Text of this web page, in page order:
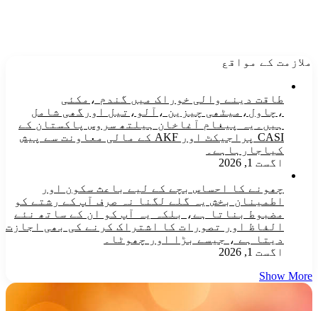
ملازمت کے مواقع
طاقت دینے والی خوراک میں گندم ،مکئی
،چاول،میٹھی چیزین ،آلو،تیل اورگھی شامل
ہیں۔یہ پیغام آغاخان ہیلتھ سروس پاکستان کے
CASI پراجیکٹ اور AKF کے مالی معاونت سے پیش
کیاجارہاہے۔
اگست 1, 2026
چھونے کا احساس بچے کے لیے باعث سکون اور
اطمینان بخش یہ گلے لگنا نہ صرف آپ کے رشتے کو
مضبوط بناتا ہے، بلکہ یہ آپ کو ان کے ساتھ نئے
الفاظ اور تصورات کا اشتراک کرنے کی بھی اجازت
دیتا ہے ، جیسے بڑا اور چھوٹا۔
اگست 1, 2026
Show More